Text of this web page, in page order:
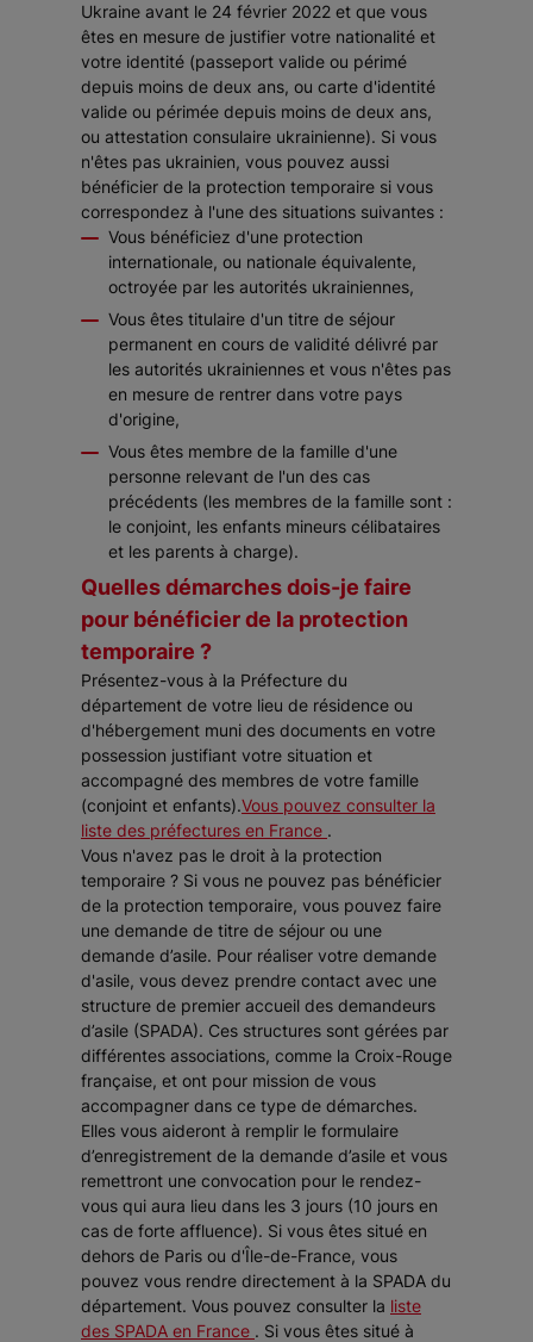
Ukraine avant le 24 février 2022 et que vous
êtes en mesure de justifier votre nationalité et
votre identité (passeport valide ou périmé
depuis moins de deux ans, ou carte d'identité
valide ou périmée depuis moins de deux ans,
ou attestation consulaire ukrainienne). Si vous
n'êtes pas ukrainien, vous pouvez aussi
bénéficier de la protection temporaire si vous
correspondez à l'une des situations suivantes :
Vous bénéficiez d'une protection
internationale, ou nationale équivalente,
octroyée par les autorités ukrainiennes,
Vous êtes titulaire d'un titre de séjour
permanent en cours de validité délivré par
les autorités ukrainiennes et vous n'êtes pas
en mesure de rentrer dans votre pays
d'origine,
Vous êtes membre de la famille d'une
personne relevant de l'un des cas
précédents (les membres de la famille sont :
le conjoint, les enfants mineurs célibataires
et les parents à charge).
Quelles démarches dois-je faire
pour bénéficier de la protection
temporaire ?
Présentez-vous à la Préfecture du
département de votre lieu de résidence ou
d'hébergement muni des documents en votre
possession justifiant votre situation et
accompagné des membres de votre famille
(conjoint et enfants).Vous pouvez consulter la
liste des préfectures en France .
Vous n'avez pas le droit à la protection
temporaire ? Si vous ne pouvez pas bénéficier
de la protection temporaire, vous pouvez faire
une demande de titre de séjour ou une
demande d’asile. Pour réaliser votre demande
d'asile, vous devez prendre contact avec une
structure de premier accueil des demandeurs
d’asile (SPADA). Ces structures sont gérées par
différentes associations, comme la Croix-Rouge
française, et ont pour mission de vous
accompagner dans ce type de démarches.
Elles vous aideront à remplir le formulaire
d’enregistrement de la demande d’asile et vous
remettront une convocation pour le rendez-
vous qui aura lieu dans les 3 jours (10 jours en
cas de forte affluence). Si vous êtes situé en
dehors de Paris ou d'Île-de-France, vous
pouvez vous rendre directement à la SPADA du
département. Vous pouvez consulter la liste
des SPADA en France . Si vous êtes situé à